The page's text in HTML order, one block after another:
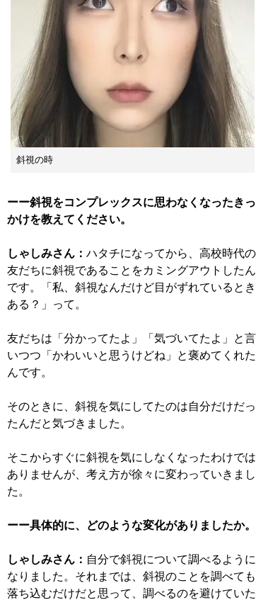
斜視の時
ーー斜視をコンプレックスに思わなくなったきっ
かけを教えてください。
しゃしみさん： ハタチになってから、高校時代の
友だちに斜視であることをカミングアウトしたん
です。「私、斜視なんだけど目がずれているとき
ある？」って。
友だちは「分かってたよ」「気づいてたよ」と言
いつつ「かわいいと思うけどね」と褒めてくれた
んです。
そのときに、斜視を気にしてたのは自分だけだっ
たんだと気づきました。
そこからすぐに斜視を気にしなくなったわけでは
ありませんが、考え方が徐々に変わっていきまし
た。
ーー具体的に、どのような変化がありましたか。
しゃしみさん： 自分で斜視について調べるように
なりました。それまでは、斜視のことを調べても
落ち込むだけだと思って、調べるのを避けていた